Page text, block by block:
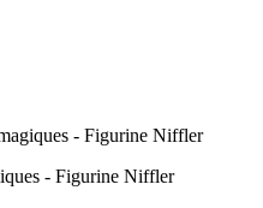
- Figurine Niffler